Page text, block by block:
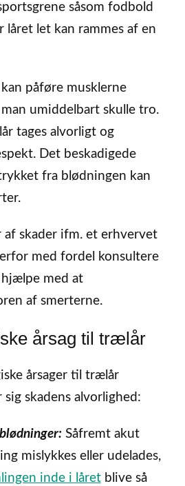
såsom fodbold
låret let kan rammes af en
kan påføre musklerne
umiddelbart skulle tro.
tages alvorligt og
Det beskadigede
fra blødningen kan
af skader ifm. et erhvervet
med fordel konsultere
med at
af smerterne.
årsag til trælår
årsager til trælår
skadens alvorlighed:
Såfremt akut
mislykkes eller udelades,
inde i låretblive så